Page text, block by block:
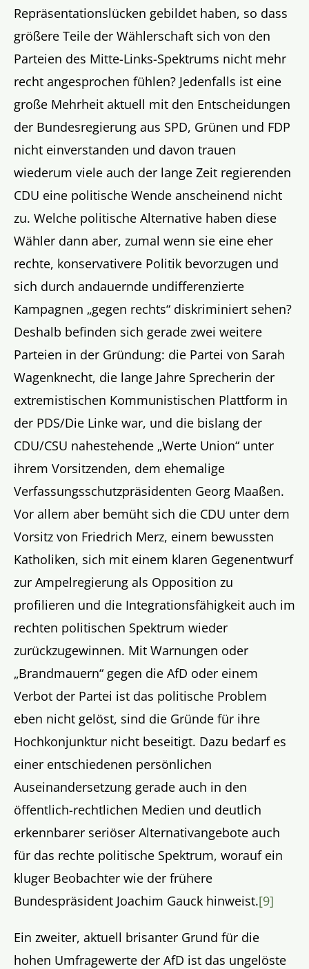
Repräsentationslücken gebildet haben, so dass
größere Teile der Wählerschaft sich von den
Parteien des Mitte-Links-Spektrums nicht mehr
recht angesprochen fühlen? Jedenfalls ist eine
große Mehrheit aktuell mit den Entscheidungen
der Bundesregierung aus SPD, Grünen und FDP
nicht einverstanden und davon trauen
wiederum viele auch der lange Zeit regierenden
CDU eine politische Wende anscheinend nicht
zu. Welche politische Alternative haben diese
Wähler dann aber, zumal wenn sie eine eher
rechte, konservativere Politik bevorzugen und
sich durch andauernde undifferenzierte
Kampagnen „gegen rechts“ diskriminiert sehen?
Deshalb befinden sich gerade zwei weitere
Parteien in der Gründung: die Partei von Sarah
Wagenknecht, die lange Jahre Sprecherin der
extremistischen Kommunistischen Plattform in
der PDS/Die Linke war, und die bislang der
CDU/CSU nahestehende „Werte Union“ unter
ihrem Vorsitzenden, dem ehemalige
Verfassungsschutzpräsidenten Georg Maaßen.
Vor allem aber bemüht sich die CDU unter dem
Vorsitz von Friedrich Merz, einem bewussten
Katholiken, sich mit einem klaren Gegenentwurf
zur Ampelregierung als Opposition zu
profilieren und die Integrationsfähigkeit auch im
rechten politischen Spektrum wieder
zurückzugewinnen. Mit Warnungen oder
„Brandmauern“ gegen die AfD oder einem
Verbot der Partei ist das politische Problem
eben nicht gelöst, sind die Gründe für ihre
Hochkonjunktur nicht beseitigt. Dazu bedarf es
einer entschiedenen persönlichen
Auseinandersetzung gerade auch in den
öffentlich-rechtlichen Medien und deutlich
erkennbarer seriöser Alternativangebote auch
für das rechte politische Spektrum, worauf ein
kluger Beobachter wie der frühere
Bundespräsident Joachim Gauck hinweist.[9]
Ein zweiter, aktuell brisanter Grund für die
hohen Umfragewerte der AfD ist das ungelöste